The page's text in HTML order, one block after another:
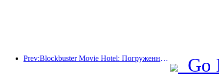
Prev:Blockbuster Movie Hotel: Погруженный в путешествие света и тени, Blockbuster Movie Hotel определяет новый опыт путешествий
Go